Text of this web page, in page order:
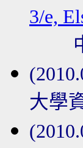
3/e,
中
大學